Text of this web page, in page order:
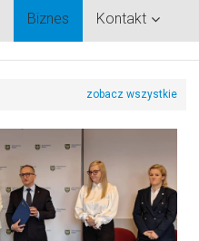
Biznes Kontakt